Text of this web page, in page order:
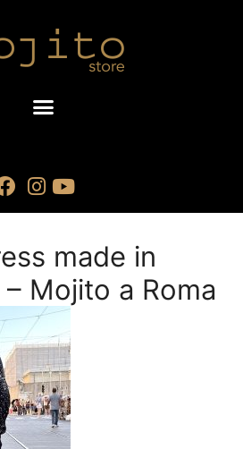
made in
Mojito a Roma